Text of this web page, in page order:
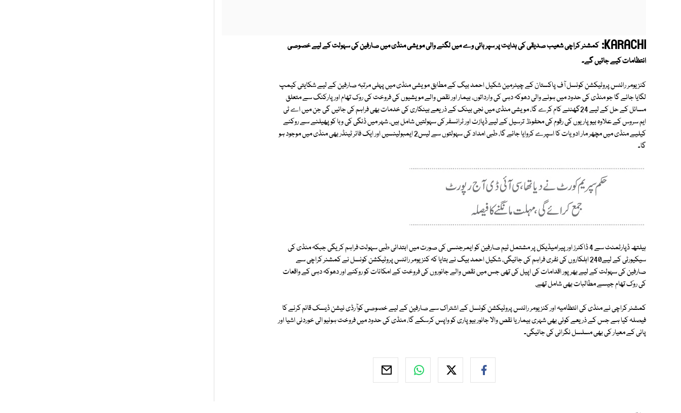
KARACHI: کمشنر کراچی شعیب صدیقی کی ہدایت پر سپر ہائی وے میں لگنے والی مویشی منڈی میں صارفین کی سہولت کے لیے خصوصی
انتظامات کیے جائیں گے۔
کنزیومر رائٹس پروٹیکشن کونسل آف پاکستان کے چیئرمین شکیل احمد بیگ کے مطابق مویشی منڈی میں پہلی مرتبہ صارفین کے لیے شکایتی کیمپ
لگایا جائے گا جو منڈی کی حدود میں ہونے والی دھوکہ دہی کی وارداتوں، بیمار اور نقص والے مویشیوں کی فروخت کی روک تھام اور پارکنگ سے متعلق
مسائل کے حل کے لیے 24گھنٹے کام کرے گا، مویشی منڈی میں نجی بینک کے ذریعے بینکاری کی خدمات بھی فراہم کی جائیں گی جن میں اے ٹی
ایم سروس کے علاوہ بیوپاریوں کی رقوم کی محفوظ ترسیل کے لیے ڈپازٹ اور ٹرانسفر کی سہولتیں شامل ہیں، شہر میں ڈنگی کی وبا کو پھیلنے سے روکنے
کیلیے منڈی میں مچھر مار ادویات کا اسپرے کروایا جائے گا، طبی امداد کی سہولتوں سے لیس2 ایمبولینسیں اور ایک فائر ٹینڈر بھی منڈی میں موجود ہو
گا۔
ہیلتھ ڈپارٹمنٹ سے 4 ڈاکٹرز اور پیرامیڈیکل پر مشتمل ٹیم صارفین کو ایمرجنسی کی صورت میں ابتدائی طبی سہولت فراہم کریگی جبکہ منڈی کی
سیکیورٹی کے لیے240 اہلکاروں کی نفری فراہم کی جائیگی، شکیل احمد بیگ نے بتایا کہ کنزیومر رائٹس پروٹیکشن کونسل نے کمشنر کراچی سے
صارفین کی سہولت کے لیے بھرپور اقدامات کی اپیل کی تھی جس میں نقص والے جانوروں کی فروخت کے امکانات کو روکنے اور دھوکہ دہی کے واقعات
کی روک تھام جیسے مطالبات بھی شامل تھے.
کمشنر کراچی نے منڈی کی انتظامیہ اور کنزیومر رائٹس پروٹیکشن کونسل کے اشتراک سے صارفین کے لیے خصوصی کوآرڈی نیشن ڈیسک قائم کرنے کا
فیصلہ کیا ہے جس کے ذریعے کوئی بھی شہری بیمار یا نقص والا جانور بیوپاری کو واپس کرسکے گا، منڈی کی حدود میں فروخت ہونیو الی خوردنی اشیا اور
پانی کے معیار کی بھی مسلسل نگرانی کی جائیگی۔